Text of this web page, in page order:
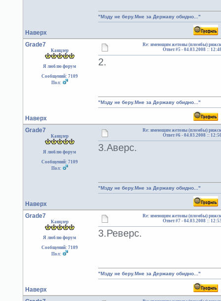
Наверх
"Мзду не беру.Мне за Державу обидно..."
Grade7
Канцлер
Я люблю форум
Сообщений: 7109
Пол:
Re: имеющим жетоны (пломбы)
Ответ #5 -04.03.2008 ::
2.
Наверх
"Мзду не беру.Мне за Державу обидно..."
Grade7
Канцлер
Я люблю форум
Сообщений: 7109
Пол:
Re: имеющим жетоны (пломбы)
Ответ #6 -04.03.2008 ::
3.Аверс.
Наверх
"Мзду не беру.Мне за Державу обидно..."
Grade7
Канцлер
Я люблю форум
Сообщений: 7109
Пол:
Re: имеющим жетоны (пломбы)
Ответ #7 -04.03.2008 ::
3.Реверс.
Наверх
"Мзду не беру.Мне за Державу обидно..."